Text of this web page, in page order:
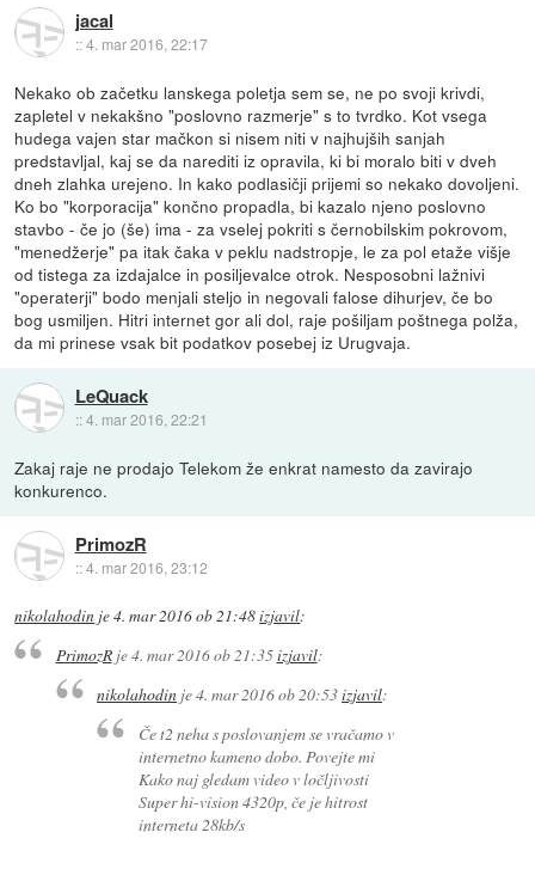
jacal
::4. mar 2016, 22:17
Nekako ob začetku lanskega poletja sem se, ne po svoji krivdi,
zapletel v nekakšno "poslovno razmerje" s to tvrdko. Kot vsega
hudega vajen star mačkon si nisem niti v najhujših sanjah
predstavljal, kaj se da narediti iz opravila, ki bi moralo biti v dveh
dneh zlahka urejeno. In kako podlasičji prijemi so nekako dovoljeni.
Ko bo "korporacija" končno propadla, bi kazalo njeno poslovno
stavbo - če jo (še) ima - za vselej pokriti s černobilskim pokrovom,
"menedžerje" pa itak čaka v peklu nadstropje, le za pol etaže višje
od tistega za izdajalce in posiljevalce otrok. Nesposobni lažnivi
"operaterji" bodo menjali steljo in negovali falose dihurjev, če bo
bog usmiljen. Hitri internet gor ali dol, raje pošiljam poštnega polža,
da mi prinese vsak bit podatkov posebej iz Urugvaja.
LeQuack
::4. mar 2016, 22:21
Zakaj raje ne prodajo Telekom že enkrat namesto da zavirajo
konkurenco.
PrimozR
::4. mar 2016, 23:12
nikolahodin je4. mar 2016 ob 21:48izjavil:
PrimozRje4. mar 2016 ob 21:35izjavil:
nikolahodin je4. mar 2016 ob 20:53izjavil:
Če t2 neha s poslovanjem se vračamo v
internetno kameno dobo. Povejte mi
Kako naj gledam video v ločljivosti
Super hi-vision 4320p, če je hitrost
interneta 28kb/s